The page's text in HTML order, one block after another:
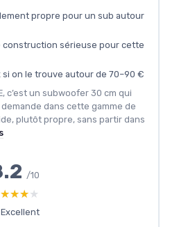
propre pour un sub autour
construction sérieuse pour cette
on le trouve autour de 70–90 €
c’est un subwoofer 30 cm qui
dans cette gamme de
plutôt propre, sans partir dans
/10